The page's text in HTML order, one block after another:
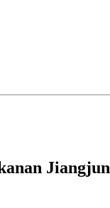
Jiangjun